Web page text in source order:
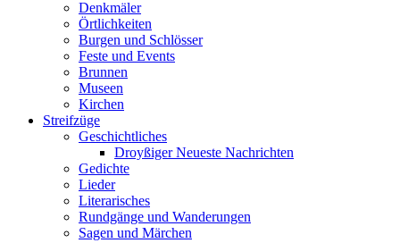
Denkmäler
Örtlichkeiten
Burgen und Schlösser
Feste und Events
Brunnen
Museen
Kirchen
Streifzüge
Geschichtliches
Droyßiger Neueste Nachrichten
Gedichte
Lieder
Literarisches
Rundgänge und Wanderungen
Sagen und Märchen